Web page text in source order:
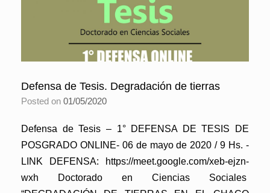
Defensa de Tesis. Degradación de tierras
Posted on 01/05/2020
Defensa de Tesis – 1° DEFENSA DE TESIS DE
POSGRADO ONLINE- 06 de mayo de 2020 / 9 Hs. -
LINK DEFENSA: https://meet.google.com/xeb-ejzn-
wxh Doctorado en Ciencias Sociales